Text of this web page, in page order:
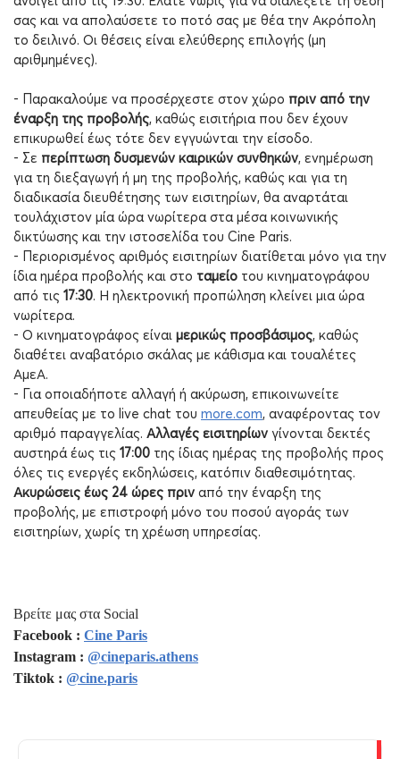
σας και να απολαύσετε το ποτό σας με θέα την Ακρόπολη
το δειλινό. Οι θέσεις είναι ελεύθερης επιλογής (μη
αριθμημένες).
- Παρακαλούμε να προσέρχεστε στον χώρο πριν από την
έναρξη της προβολής, καθώς εισιτήρια που δεν έχουν
επικυρωθεί έως τότε δεν εγγυώνται την είσοδο.
- Σε περίπτωση δυσμενών καιρικών συνθηκών, ενημέρωση
για τη διεξαγωγή ή μη της προβολής, καθώς και για τη
διαδικασία διευθέτησης των εισιτηρίων, θα αναρτάται
τουλάχιστον μία ώρα νωρίτερα στα μέσα κοινωνικής
δικτύωσης και την ιστοσελίδα του Cine Paris.
- Περιορισμένος αριθμός εισιτηρίων διατίθεται μόνο για την
ίδια ημέρα προβολής και στο ταμείο του κινηματογράφου
από τις 17:30. Η ηλεκτρονική προπώληση κλείνει μια ώρα
νωρίτερα.
- Ο κινηματογράφος είναι μερικώς προσβάσιμος, καθώς
διαθέτει αναβατόριο σκάλας με κάθισμα και τουαλέτες
ΑμεΑ.
- Για οποιαδήποτε αλλαγή ή ακύρωση, επικοινωνείτε
απευθείας με το live chat του more.com, αναφέροντας τον
αριθμό παραγγελίας. Αλλαγές εισιτηρίων γίνονται δεκτές
αυστηρά έως τις 17:00 της ίδιας ημέρας της προβολής προς
όλες τις ενεργές εκδηλώσεις, κατόπιν διαθεσιμότητας.
Ακυρώσεις έως 24 ώρες πριν από την έναρξη της
προβολής, με επιστροφή μόνο του ποσού αγοράς των
εισιτηρίων, χωρίς τη χρέωση υπηρεσίας.
Βρείτε μας στα Social
Facebook : Cine Paris
Instagram : @cineparis.athens
Tiktok : @cine.paris